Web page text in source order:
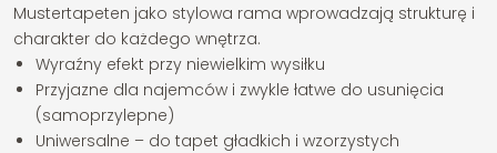
Mustertapeten jako stylowa rama wprowadzają strukturę i
charakter do każdego wnętrza.
Wyraźny efekt przy niewielkim wysiłku
Przyjazne dla najemców i zwykle łatwe do usunięcia
(samoprzylepne)
Uniwersalne – do tapet gładkich i wzorzystych